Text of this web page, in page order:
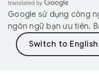
Google sử dụng công
ngôn ngữ bạn ưu tiên.